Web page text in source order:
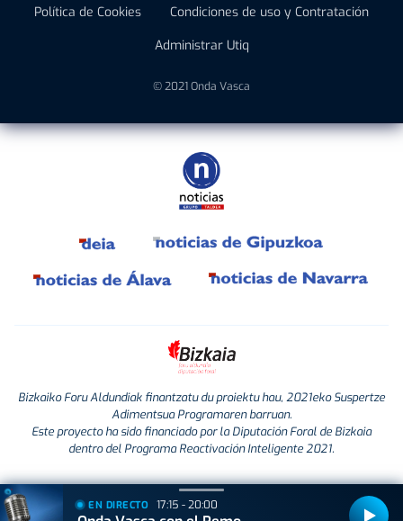
Política de Cookies
Condiciones de uso y Contratación
Administrar Utiq
© 2021 Onda Vasca
Bizkaiko Foru Aldundiak finantzatu du proiektu hau, 2021eko Suspertze
Adimentsua Programaren barruan.
Este proyecto ha sido financiado por la Diputación Foral de Bizkaia
dentro del Programa Reactivación Inteligente 2021.
EN DIRECTO 17:15 - 20:00